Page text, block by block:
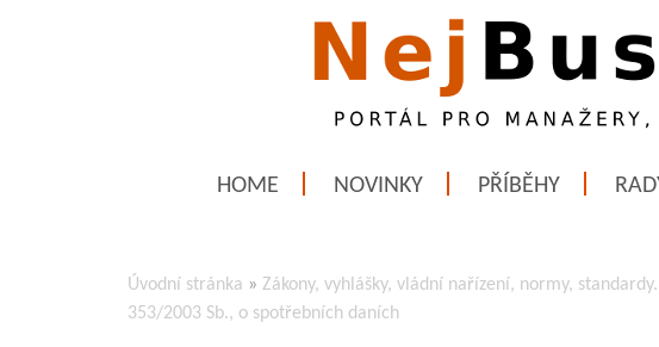
HOME NOVINKY PŘÍBĚHY
Úvodní stránka » Zákony, vyhlášky, vládní nařízení, normy,
353/2003 Sb., o spotřebních daních